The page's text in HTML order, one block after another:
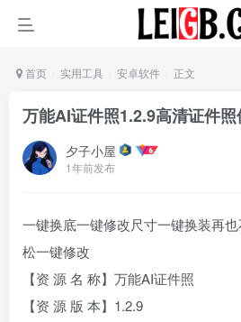
首页 实用工具 安卓软件 正文
万能AI证件照1.2.9高清证件
夕子小屋
1年前发布
一键换底一键修改尺寸一键换装再
松一键修改
【资 源 名 称】万能AI证件照
【资 源 版 本】1.2.9